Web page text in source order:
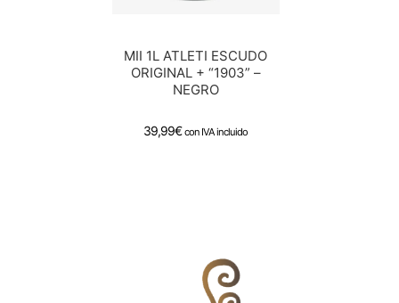
MII 1L ATLETI ESCUDO
ORIGINAL + “1903” –
NEGRO
39,99€ con IVA incluido